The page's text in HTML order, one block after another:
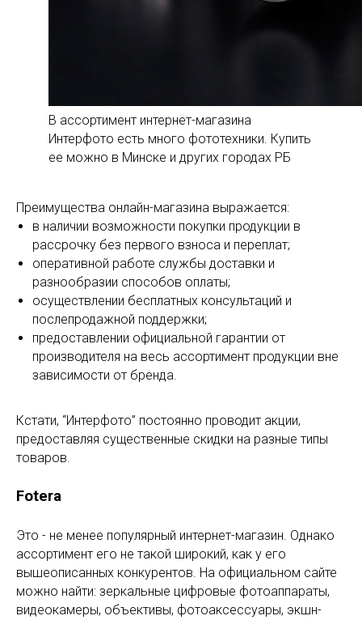
В ассортимент интернет-магазина
Интерфото есть много фототехники. Купить
ее можно в Минске и других городах РБ
Преимущества онлайн-магазина выражается:
в наличии возможности покупки продукции в
рассрочку без первого взноса и переплат;
оперативной работе службы доставки и
разнообразии способов оплаты;
осуществлении бесплатных консультаций и
послепродажной поддержки;
предоставлении официальной гарантии от
производителя на весь ассортимент продукции вне
зависимости от бренда.
Кстати, “Интерфото” постоянно проводит акции,
предоставляя существенные скидки на разные типы
товаров.
Fotera
Это - не менее популярный интернет-магазин. Однако
ассортимент его не такой широкий, как у его
вышеописанных конкурентов. На официальном сайте
можно найти: зеркальные цифровые фотоаппараты,
видеокамеры, объективы, фотоаксессуары, экшн-